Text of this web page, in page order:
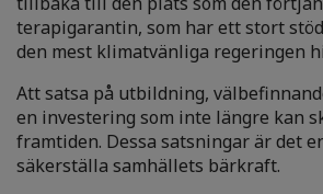
terapigarantin, som har ett stort
den mest klimatvänliga regeringen
Att satsa på utbildning,
en investering som inte längre kan
framtiden. Dessa satsningar är det
säkerställa samhällets bärkraft.